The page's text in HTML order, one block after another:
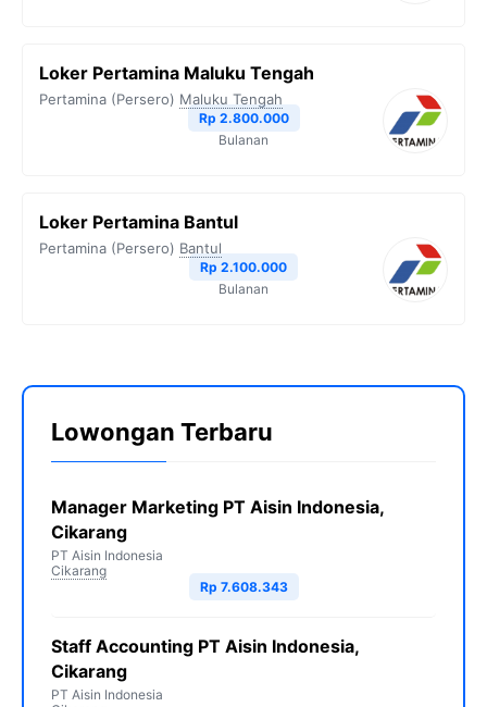
Loker Pertamina Maluku Tengah
Pertamina (Persero) Maluku Tengah
Rp 2.800.000
Bulanan
Loker Pertamina Bantul
Pertamina (Persero) Bantul
Rp 2.100.000
Bulanan
Lowongan Terbaru
Manager Marketing PT Aisin Indonesia,
Cikarang
PT Aisin Indonesia
Cikarang
Rp 7.608.343
Staff Accounting PT Aisin Indonesia,
Cikarang
PT Aisin Indonesia